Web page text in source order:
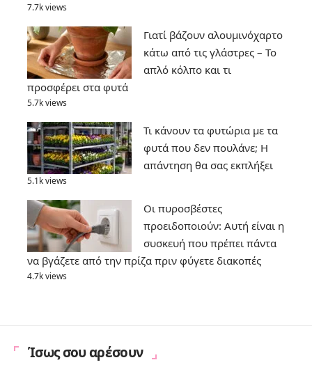
7.7k views
Γιατί βάζουν αλουμινόχαρτο
κάτω από τις γλάστρες – Το
απλό κόλπο και τι
προσφέρει στα φυτά
5.7k views
Τι κάνουν τα φυτώρια με τα
φυτά που δεν πουλάνε; Η
απάντηση θα σας εκπλήξει
5.1k views
Οι πυροσβέστες
προειδοποιούν: Αυτή είναι η
συσκευή που πρέπει πάντα
να βγάζετε από την πρίζα πριν φύγετε διακοπές
4.7k views
Ίσως σου αρέσουν